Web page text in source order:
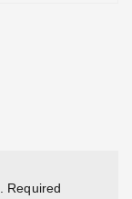
Required